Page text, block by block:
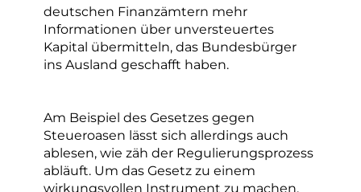
deutschen Finanzämtern mehr
Informationen über unversteuertes
Kapital übermitteln, das Bundesbürger
ins Ausland geschafft haben.
Am Beispiel des Gesetzes gegen
Steueroasen lässt sich allerdings auch
ablesen, wie zäh der Regulierungsprozess
abläuft. Um das Gesetz zu einem
wirkungsvollen Instrument zu machen,